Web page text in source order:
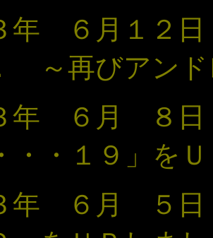
年 ６月１２
～再びアンド
３年 ６月 ８
・・１ ９ 」 を
３年 ６月 ５